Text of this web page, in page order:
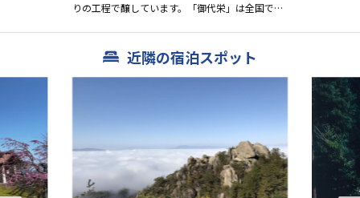
りの工程で醸しています。「御代栄」は全国でも
近隣の宿泊スポット